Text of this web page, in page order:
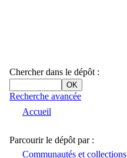
Chercher dans le dépôt :
Recherche avancée
Accueil
Parcourir le dépôt par :
Communautés et collections